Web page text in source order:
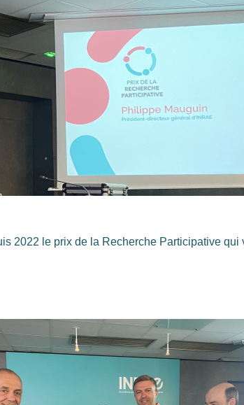
2022 le prix de la Recherche Participative qui